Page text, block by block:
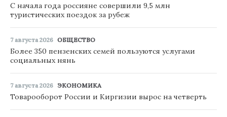
С начала года россияне совершили 9,5 млн
туристических поездок за рубеж
7 августа 2026 ОБЩЕСТВО
Более 350 пензенских семей пользуются услугами
социальных нянь
7 августа 2026 ЭКОНОМИКА
Товарооборот России и Киргизии вырос на четверть